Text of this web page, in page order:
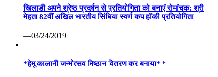
खिलाडी अपने श्रेष्ठ प्रदर्षन से प्रतियोगिता को बनाएं रोमांचक: श्री
मेहता 82वीं अखिल भारतीय सिंधिया स्वर्ण कप हॉकी प्रतियोगिता
—03/24/2019
*हेमू कालानी जन्मोत्सव मिष्ठान वितरण कर बनाया* *